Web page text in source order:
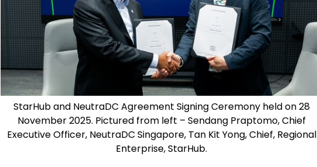
StarHub and NeutraDC Agreement Signing Ceremony held on 28
November 2025. Pictured from left – Sendang Praptomo, Chief
Executive Officer, NeutraDC Singapore, Tan Kit Yong, Chief, Regional
Enterprise, StarHub.